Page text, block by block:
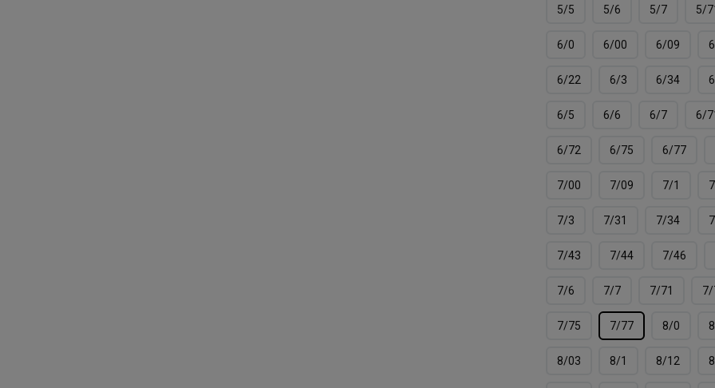
5/5 5/6 5/7 5/
6/0 6/00 6/09
6/22 6/3 6/34
6/5 6/6 6/7 6/
6/72 6/75 6/77
7/00 7/09 7/1
7/3 7/31 7/34
7/43 7/44 7/46
7/6 7/7 7/71 7/
7/75 7/77 8/0
8/03 8/1 8/12